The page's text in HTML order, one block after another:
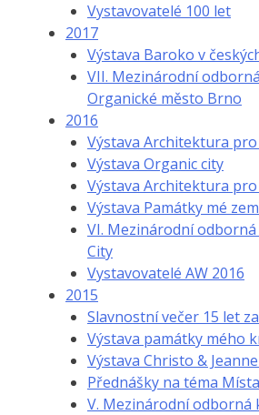
Vystavovatelé 100 let
2017
Výstava Baroko v
VII. Mezinárodní
Organické město Brno
2016
Výstava Architektura
Výstava Organic city
Výstava Architektura
Výstava Památky mé
VI. Mezinárodní
City
Vystavovatelé AW 2016
2015
Slavnostní večer 15 let
Výstava památky mého
Výstava Christo &
Přednášky na téma
V. Mezinárodní odborná